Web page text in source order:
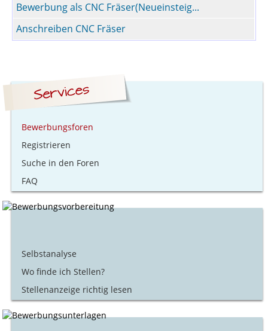
Bewerbung als CNC Fräser(Neueinsteig...
Anschreiben CNC Fräser
Bewerbungsforen
Registrieren
Suche in den Foren
FAQ
Selbstanalyse
Wo finde ich Stellen?
Stellenanzeige richtig lesen